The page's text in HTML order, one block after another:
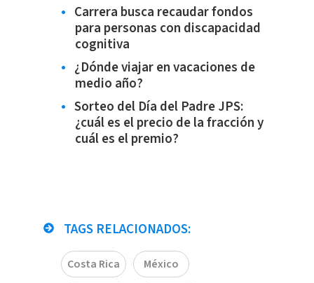
Carrera busca recaudar fondos
para personas con discapacidad
cognitiva
¿Dónde viajar en vacaciones de
medio año?
Sorteo del Día del Padre JPS:
¿cuál es el precio de la fracción y
cuál es el premio?
TAGS RELACIONADOS:
Costa Rica México